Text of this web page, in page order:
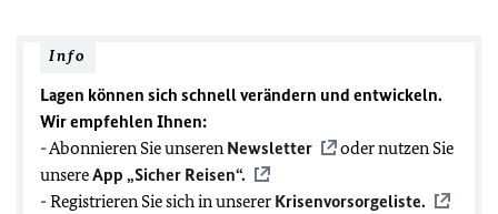
Info
Lagen können sich schnell verändern und entwickeln.
Wir empfehlen Ihnen:
- Abonnieren Sie unseren Newsletter
oder nutzen Sie
unsereApp „Sicher Reisen“.
- Registrieren Sie sich in unserer Krisenvorsorgeliste.